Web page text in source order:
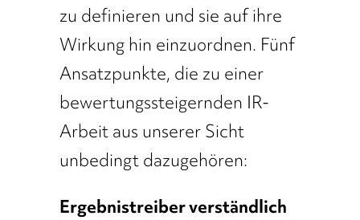
zu definieren und sie auf ihre
Wirkung hin einzuordnen. Fünf
Ansatzpunkte, die zu einer
bewertungssteigernden IR-
Arbeit aus unserer Sicht
unbedingt dazugehören:
Ergebnistreiber verständlich